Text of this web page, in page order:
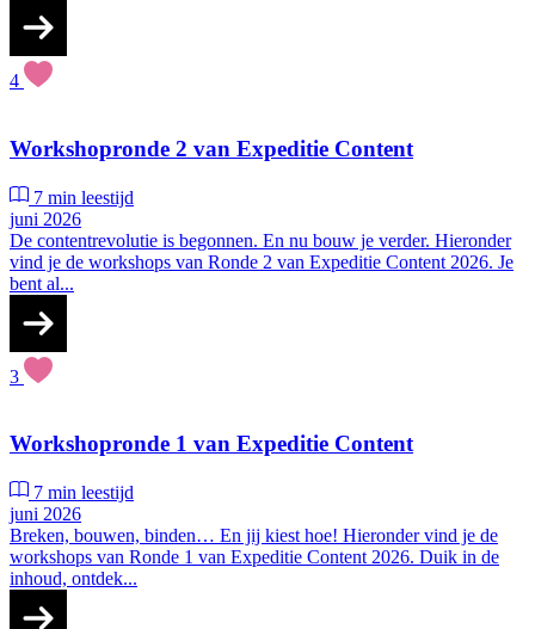
4
Workshopronde 2 van Expeditie Content
7 min leestijd
juni 2026
De contentrevolutie is begonnen. En nu bouw je verder. Hieronder
vind je de workshops van Ronde 2 van Expeditie Content 2026. Je
bent al...
3
Workshopronde 1 van Expeditie Content
7 min leestijd
juni 2026
Breken, bouwen, binden… En jij kiest hoe! Hieronder vind je de
workshops van Ronde 1 van Expeditie Content 2026. Duik in de
inhoud, ontdek...